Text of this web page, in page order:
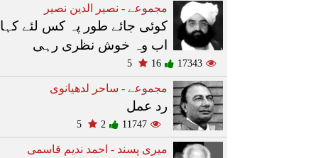
مجموعے - نصیر الدین نصیر
کوئی جائے طور پہ کس لئے
اب وہ خوش نظری رہی
17343
16
5
مجموعے - ساحر لدھیانوی
رد عمل
11747
2
5
میری پسند - احمد ندیم قاسمی